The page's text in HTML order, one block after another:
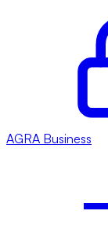
AGRA Business